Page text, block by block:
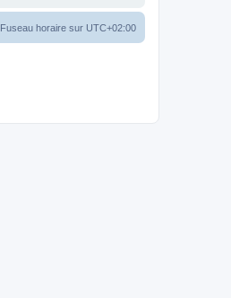
Fuseau horaire sur UTC+02:00